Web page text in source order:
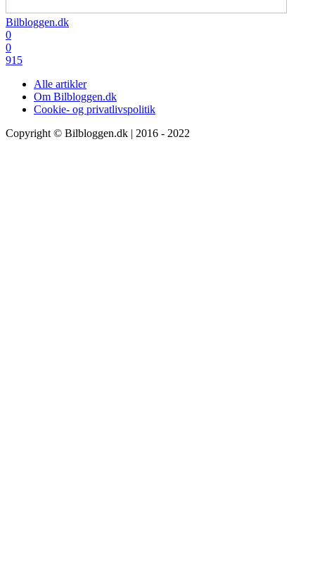
Bilbloggen.dk
0
0
915
Alle artikler
Om Bilbloggen.dk
Cookie- og privatlivspolitik
Copyright © Bilbloggen.dk | 2016 - 2022